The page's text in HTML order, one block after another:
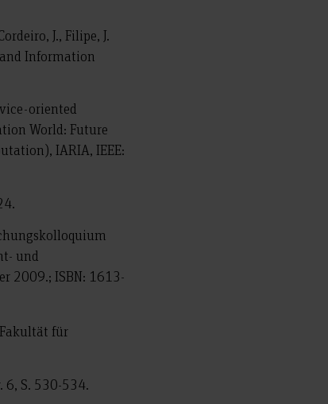
J., Filipe, J.
Information
oriented
World: Future
IARIA, IEEE:
und
2009.; ISBN: 1613-
für
6, S. 530-534.